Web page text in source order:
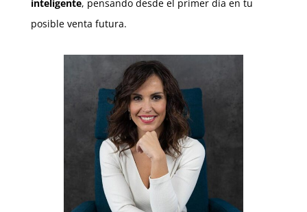
inteligente, pensando desde el primer día en tu
posible venta futura.